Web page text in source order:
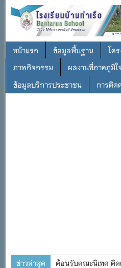
หน้าแรก ข้อมูลพื้นฐาน โค
ภาพกิจกรรม
ผลงานที่ภาคภูมิใ
ข้อมูลบริการประชาชน
การติด
ข่าวล่าสุด
ต้อนรับคณะนิเทศ ติด